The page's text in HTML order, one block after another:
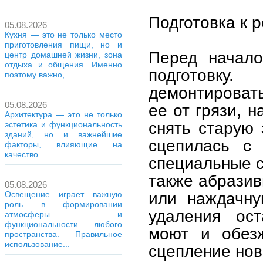
05.08.2026
Кухня — это не только место
приготовления пищи, но и
центр домашней жизни, зона
отдыха и общения. Именно
поэтому важно,...
05.08.2026
Архитектура — это не только
эстетика и функциональность
зданий, но и важнейшие
факторы, влияющие на
качество...
05.08.2026
Освещение играет важную
роль в формировании
атмосферы и
функциональности любого
пространства. Правильное
использование...
Подготовка к
Перед
ее от грязи,
снять
сцепилась с
специальные
также
или
удаления
моют и
сцепление